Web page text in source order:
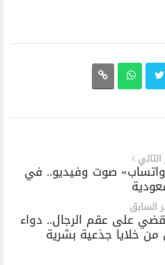
التالي
صوت وفيديو.. في
السابق
على عقم الرجال.. دواء
خلايا جذعية بشرية